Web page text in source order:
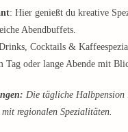
: Hier genießt du kreative
Abendbuffets.
Cocktails &
Tag oder lange Abende mit
Die tägliche Halbpension
regionalen Spezialitäten.